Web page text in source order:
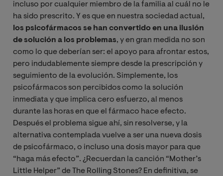
incluso por cualquier miembro de la familia al cuál no le
ha sido prescrito. Y es que en nuestra sociedad actual,
los psicofármacos se han convertido en una ilusión
de solución a los problemas, y en gran medida no son
como lo que deberían ser: el apoyo para afrontar estos,
pero indudablemente siempre desde la prescripción y
seguimiento de la evolución. Simplemente, los
psicofármacos son percibidos como la solución
inmediata y que implica cero esfuerzo, al menos
durante las horas en que el fármaco hace efecto.
Después el problema sigue ahí, sin resolverse, y la
alternativa contemplada vuelve a ser una nueva dosis
de psicofármaco, o incluso una dosis mayor para que
“haga más efecto”. ¿Recuerdan la canción “Mother’s
Little Helper” de The Rolling Stones? En definitiva, se